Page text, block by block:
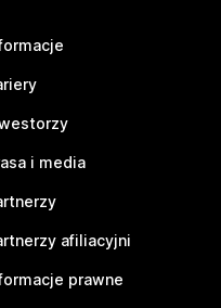
i media
afiliacyjni
prawne